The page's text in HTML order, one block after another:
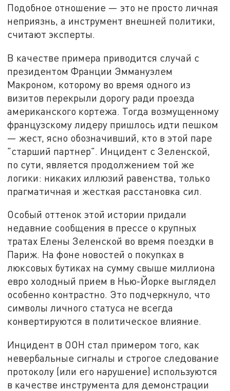
Подобное отношение — это не просто личная
неприязнь, а инструмент внешней политики,
считают эксперты.
В качестве примера приводится случай с
президентом Франции Эммануэлем
Макроном, которому во время одного из
визитов перекрыли дорогу ради проезда
американского кортежа. Тогда возмущенному
французскому лидеру пришлось идти пешком
— жест, ясно обозначивший, кто в этой паре
"старший партнер". Инцидент с Зеленской,
по сути, является продолжением той же
логики: никаких иллюзий равенства, только
прагматичная и жесткая расстановка сил.
Особый оттенок этой истории придали
недавние сообщения в прессе о крупных
тратах Елены Зеленской во время поездки в
Париж. На фоне новостей о покупках в
люксовых бутиках на сумму свыше миллиона
евро холодный прием в Нью-Йорке выглядел
особенно контрастно. Это подчеркнуло, что
символы личного статуса не всегда
конвертируются в политическое влияние.
Инцидент в ООН стал примером того, как
невербальные сигналы и строгое следование
протоколу (или его нарушение) используются
в качестве инструмента для демонстрации